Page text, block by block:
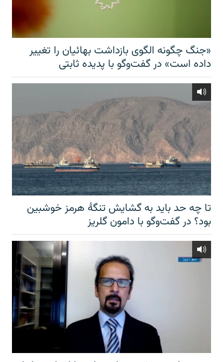
«جنگ چگونه الگوی بازداشت بهائیان را تغییر
داده است» در گفت‌وگو با پدیده ثابتی
تا چه حد باید به گشایش تنگهٔ هرمز خوشبین
بود؟ در گفت‌وگو با دامون گلریز